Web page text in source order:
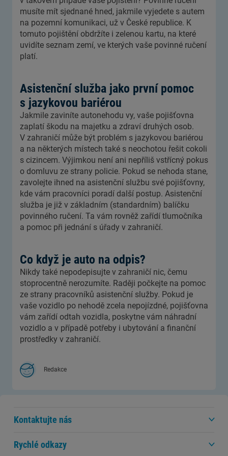
musíte mít sjednané hned, jakmile vyjedete s autem
na pozemní komunikaci, už v České republice. K
tomuto pojištění obdržíte i zelenou kartu, na které
uvidíte seznam zemí, ve kterých vaše povinné ručení
platí.
Asistenční služba jako první pomoc
s jazykovou bariérou
Jakmile zaviníte autonehodu vy, vaše pojišťovna
zaplatí škodu na majetku a zdraví druhých osob.
V zahraničí může být problém s jazykovou bariérou
a na některých místech také s neochotou řešit cokoli
s cizincem. Výjimkou není ani nepříliš vstřícný pokus
o domluvu ze strany policie. Pokud se nehoda stane,
zavolejte ihned na asistenční službu své pojišťovny,
kde vám pracovníci poradí další postup. Asistenční
služba je již v základním (standardním) balíčku
povinného ručení. Ta vám rovněž zařídí tlumočníka
a pomoc při jednání s úřady v zahraničí.
Co když je auto na odpis?
Nikdy také nepodepisujte v zahraničí nic, čemu
stoprocentně nerozumíte. Raději počkejte na pomoc
ze strany pracovníků asistenční služby. Pokud je
vaše vozidlo po nehodě zcela nepojízdné, pojišťovna
vám zařídí odtah vozidla, poskytne vám náhradní
vozidlo a v případě potřeby i ubytování a finanční
prostředky v zahraničí.
Redakce
Kontaktujte nás
Rychlé odkazy